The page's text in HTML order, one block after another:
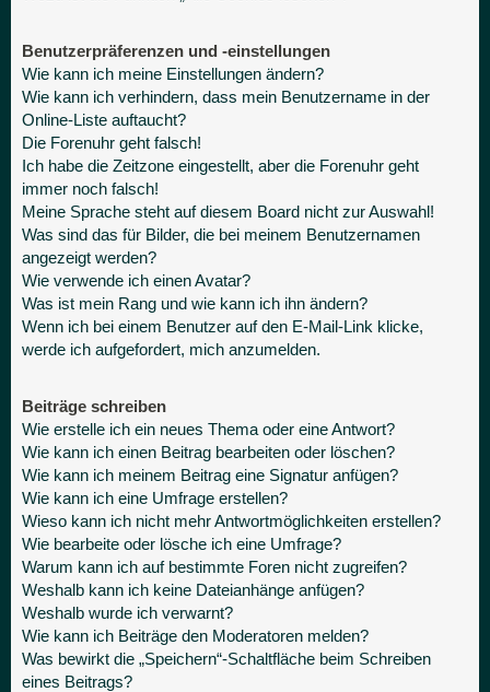
Benutzerpräferenzen und -einstellungen
Wie kann ich meine Einstellungen ändern?
Wie kann ich verhindern, dass mein Benutzername in der
Online-Liste auftaucht?
Die Forenuhr geht falsch!
Ich habe die Zeitzone eingestellt, aber die Forenuhr geht
immer noch falsch!
Meine Sprache steht auf diesem Board nicht zur Auswahl!
Was sind das für Bilder, die bei meinem Benutzernamen
angezeigt werden?
Wie verwende ich einen Avatar?
Was ist mein Rang und wie kann ich ihn ändern?
Wenn ich bei einem Benutzer auf den E-Mail-Link klicke,
werde ich aufgefordert, mich anzumelden.
Beiträge schreiben
Wie erstelle ich ein neues Thema oder eine Antwort?
Wie kann ich einen Beitrag bearbeiten oder löschen?
Wie kann ich meinem Beitrag eine Signatur anfügen?
Wie kann ich eine Umfrage erstellen?
Wieso kann ich nicht mehr Antwortmöglichkeiten erstellen?
Wie bearbeite oder lösche ich eine Umfrage?
Warum kann ich auf bestimmte Foren nicht zugreifen?
Weshalb kann ich keine Dateianhänge anfügen?
Weshalb wurde ich verwarnt?
Wie kann ich Beiträge den Moderatoren melden?
Was bewirkt die „Speichern“-Schaltfläche beim Schreiben
eines Beitrags?